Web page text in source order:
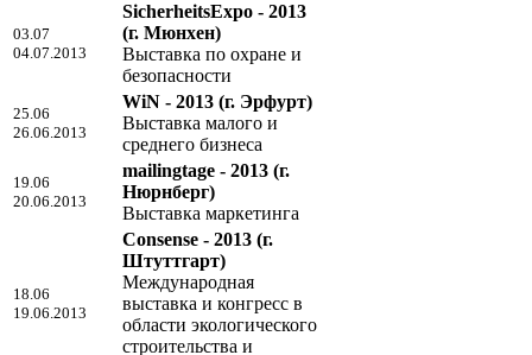
03.07
04.07.2013
SicherheitsExpo - 2013
(г. Мюнхен)
Выставка по охране и
безопасности
25.06
26.06.2013
WiN - 2013 (г. Эрфурт)
Выставка малого и
среднего бизнеса
19.06
20.06.2013
mailingtage - 2013 (г.
Нюрнберг)
Выставка маркетинга
18.06
19.06.2013
Consense - 2013 (г.
Штуттгарт)
Международная
выставка и конгресс в
области экологического
строительства и